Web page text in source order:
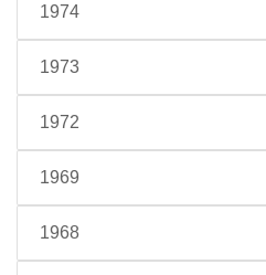
1974
1973
1972
1969
1968